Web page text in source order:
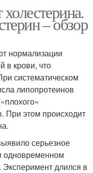
– обзор
нормализации
в крови, что
систематическом
липопротеинов
При этом происходит
серьезное
одновременном
длился в